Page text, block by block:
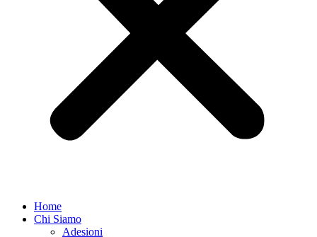
Home
Chi Siamo
Adesioni